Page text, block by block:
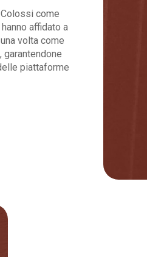
come
affidato a
volta come
piattaforme